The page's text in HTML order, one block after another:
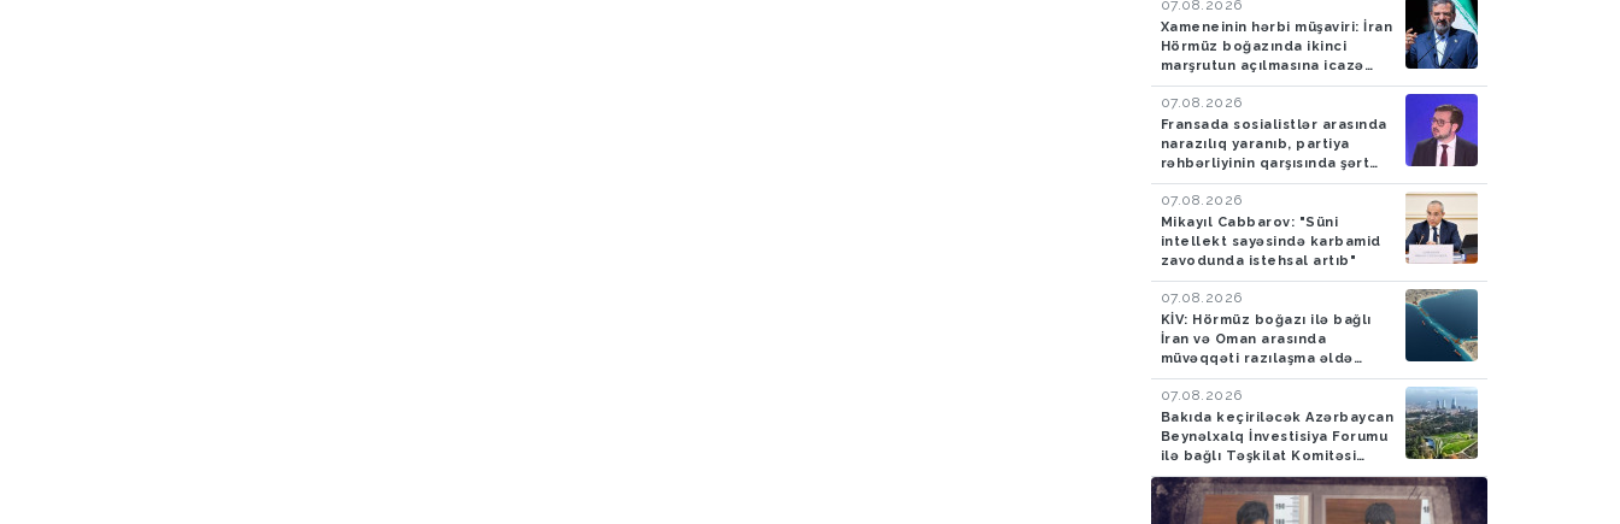
07.08.2026
Xameneinin hərbi müşaviri: İran
Hörmüz boğazında ikinci
marşrutun açılmasına icazə
verməyəcək
07.08.2026
Fransada sosialistlər arasında
narazılıq yaranıb, partiya
rəhbərliyinin qarşısında şərt
qoyulub
07.08.2026
Mikayıl Cabbarov: "Süni
intellekt sayəsində karbamid
zavodunda istehsal artıb"
07.08.2026
KİV: Hörmüz boğazı ilə bağlı
İran və Oman arasında
müvəqqəti razılaşma əldə
olunub
07.08.2026
Bakıda keçiriləcək Azərbaycan
Beynəlxalq İnvestisiya Forumu
ilə bağlı Təşkilat Komitəsi
yaradılıb